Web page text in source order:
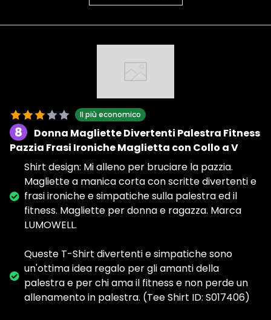
Il più economico
8
Donna Magliette Divertenti Palestra Fitness
Pazzia Frasi Ironiche Maglietta con Collo a V
Shirt design: Mi alleno per bruciare la pazzia.
Magliette a manica corta con scritte divertenti e
frasi ironiche e simpatiche sulla palestra ed il
fitness. Magliette per donna e ragazza. Marca
LUMOWELL.
Queste T-Shirt divertenti e simpatiche sono
un'ottima idea regalo per gli amanti della
palestra e per chi ama il fitness e non perde un
allenamento in palestra. (Tee Shirt ID: S017406)